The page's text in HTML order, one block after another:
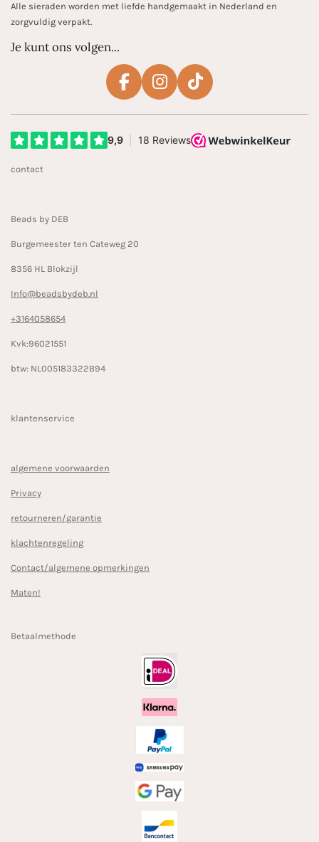
Alle sieraden worden met liefde handgemaakt in Nederland en
zorgvuldig verpakt.
Je kunt ons volgen...
F
e
I
t
T
T
contact
Beads by DEB
Burgemeester ten Cateweg 20
8356 HL Blokzijl
Info@beadsbydeb.nl
+3164058654
Kvk:96021551
btw: NL005183322B94
klantenservice
algemene voorwaarden
Privacy
retourneren/garantie
klachtenregeling
Contact/algemene opmerkingen
Maten!
Betaalmethode